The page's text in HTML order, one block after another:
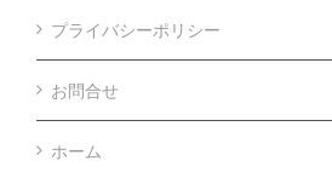
プライバシーポリシー
お問合せ
ホーム